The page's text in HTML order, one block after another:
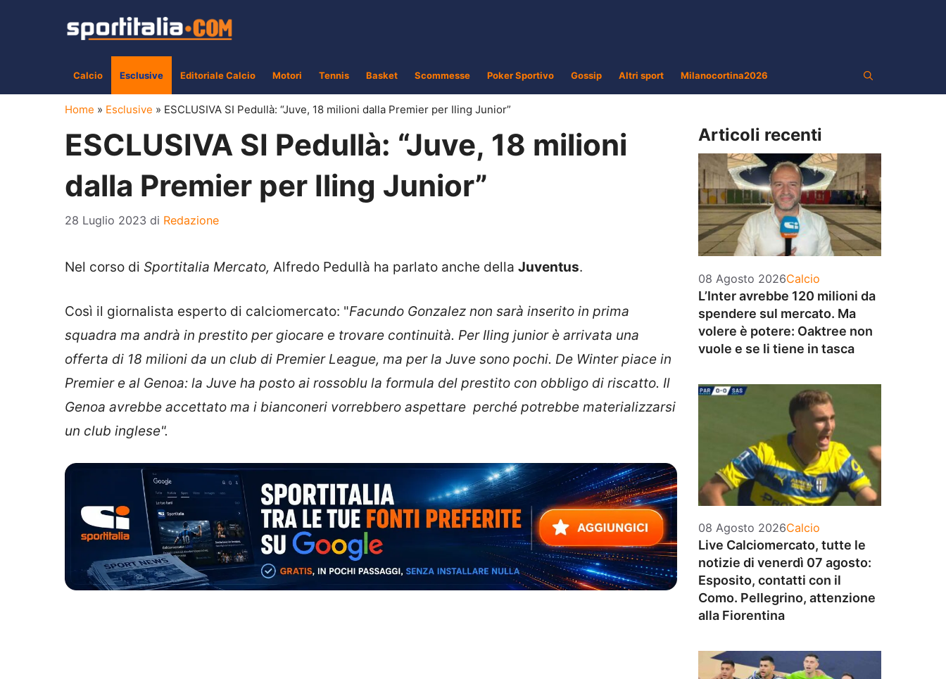
Calcio Esclusive Editoriale Calcio Motori Tennis Basket Scommesse Poker Sportivo Gossip Altri sport Milanocortina2026
Home » Esclusive » ESCLUSIVA SI Pedullà: “Juve, 18 milioni dalla Premier per Iling Junior”
ESCLUSIVA SI Pedullà: “Juve, 18 milioni
dalla Premier per Iling Junior”
28 Luglio 2023 di Redazione
Nel corso di Sportitalia Mercato, Alfredo Pedullà ha parlato anche della Juventus.
Così il giornalista esperto di calciomercato: "Facundo Gonzalez non sarà inserito in prima
squadra ma andrà in prestito per giocare e trovare continuità. Per Iling junior è arrivata una
offerta di 18 milioni da un club di Premier League, ma per la Juve sono pochi. De Winter piace in
Premier e al Genoa: la Juve ha posto ai rossoblu la formula del prestito con obbligo di riscatto. Il
Genoa avrebbe accettato ma i bianconeri vorrebbero aspettare perché potrebbe materializzarsi
un club inglese".
Articoli recenti
08 Agosto 2026Categorie
Calcio
L’Inter avrebbe 120 milioni da
spendere sul mercato. Ma
volere è potere: Oaktree non
vuole e se li tiene in tasca
08 Agosto 2026Categorie
Calcio
Live Calciomercato, tutte le
notizie di venerdì 07 agosto:
Esposito, contatti con il
Como. Pellegrino, attenzione
alla Fiorentina